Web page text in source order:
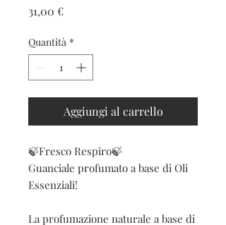
31,00 €Prezzo
Quantità *
Aggiungi al carrello
🍃Fresco Respiro🍃
Guanciale profumato a base di Oli
Essenziali!
La profumazione naturale a base di